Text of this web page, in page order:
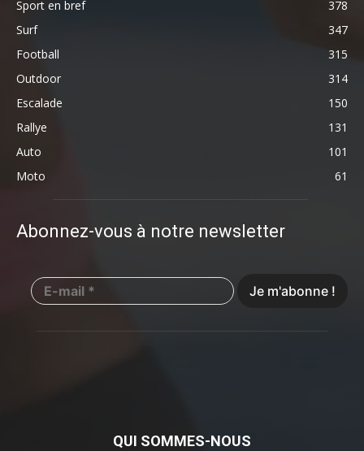
Sport en bref
378
Surf
347
Football
315
Outdoor
314
Escalade
150
Rallye
131
Auto
101
Moto
61
Abonnez-vous à notre newsletter
QUI SOMMES-NOUS